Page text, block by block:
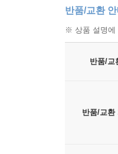
반품/교환 안
※ 상품 설명에
반품/교
반품/교환